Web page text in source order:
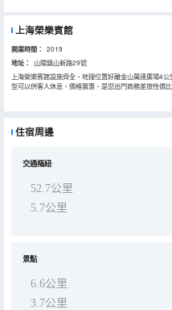
上海榮樂賓館
開業時間： 2019
地址：
山陽鎮山新路29號
上海榮樂賓館設施齊全、地理位置好離金山萬達廣場4
型可以供客人休息、價格實惠、是您出門商務差旅性價比
住宿周邊
交通樞紐
52.7公里
5.7公里
景點
6.6公里
3.7公里